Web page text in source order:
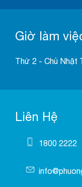
Giờ làm
Thứ 2 - Chủ Nhật
Liên Hệ
1800 2222